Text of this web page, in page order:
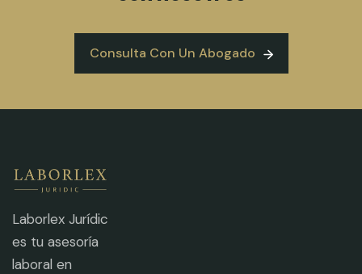
Consulta Con Un Abogado
Consulta Con Un Abogado
Laborlex Jurídic
es tu asesoría
laboral en